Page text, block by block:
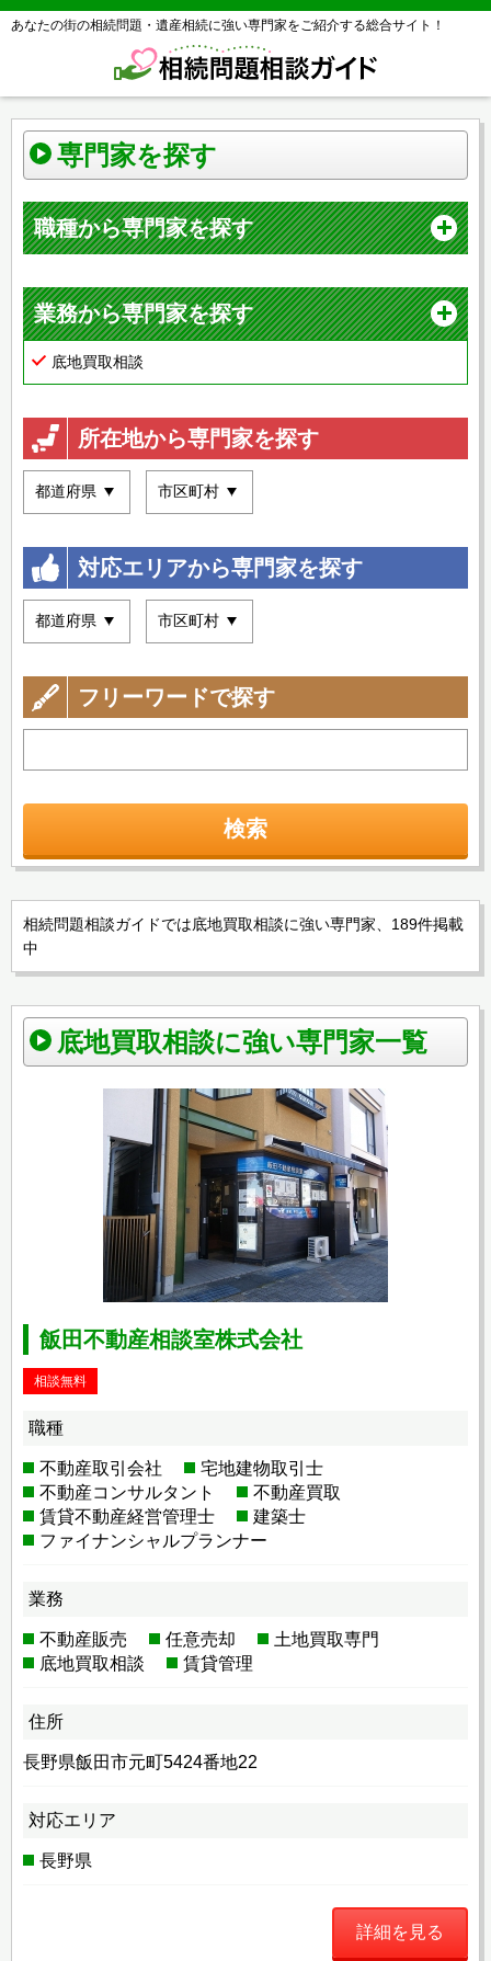
あなたの街の相続問題・遺産相続に強い専門家をご紹介する総合サイト！
専門家を探す
職種から専門家を探す
業務から専門家を探す
底地買取相談
所在地から専門家を探す
対応エリアから専門家を探す
フリーワードで探す
検索
相続問題相談ガイドでは底地買取相談に強い専門家、189件掲載
中
底地買取相談に強い専門家一覧
飯田不動産相談室株式会社
相談無料
職種
不動産取引会社
宅地建物取引士
不動産コンサルタント
不動産買取
賃貸不動産経営管理士
建築士
ファイナンシャルプランナー
業務
不動産販売 任意売却
土地買取専門
底地買取相談
賃貸管理
住所
長野県飯田市元町5424番地22
対応エリア
長野県
詳細を見る